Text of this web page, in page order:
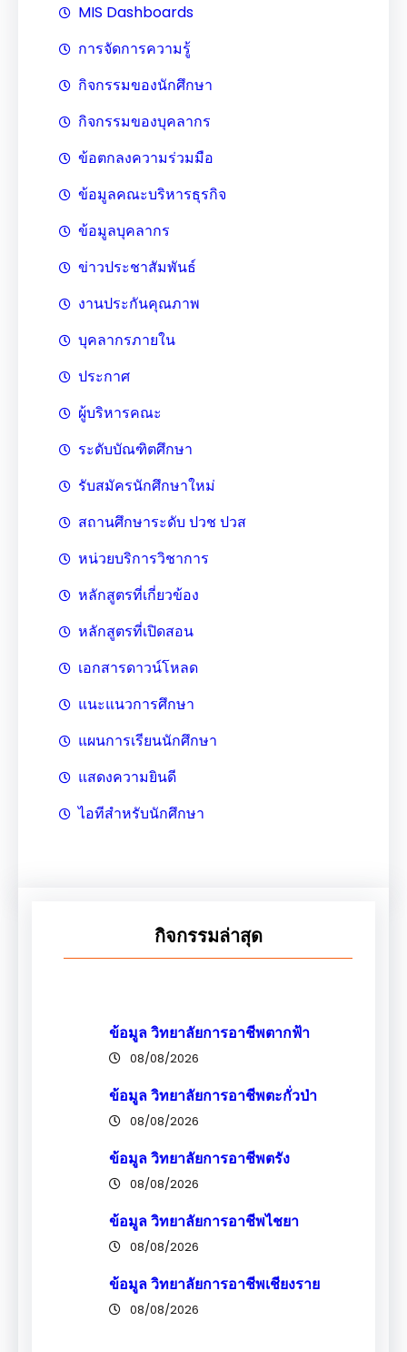
MIS Dashboards
การจัดการความรู้
กิจกรรมของนักศึกษา
กิจกรรมของบุคลากร
ข้อตกลงความร่วมมือ
ข้อมูลคณะบริหารธุรกิจ
ข้อมูลบุคลากร
ข่าวประชาสัมพันธ์
งานประกันคุณภาพ
บุคลากรภายใน
ประกาศ
ผู้บริหารคณะ
ระดับบัณฑิตศึกษา
รับสมัครนักศึกษาใหม่
สถานศึกษาระดับ ปวช ปวส
หน่วยบริการวิชาการ
หลักสูตรที่เกี่ยวข้อง
หลักสูตรที่เปิดสอน
เอกสารดาวน์โหลด
แนะแนวการศึกษา
แผนการเรียนนักศึกษา
แสดงความยินดี
ไอทีสำหรับนักศึกษา
กิจกรรมล่าสุด
ข้อมูล วิทยาลัยการอาชีพตากฟ้า
08/08/2026
ข้อมูล วิทยาลัยการอาชีพตะกั่วป่า
08/08/2026
ข้อมูล วิทยาลัยการอาชีพตรัง
08/08/2026
ข้อมูล วิทยาลัยการอาชีพไชยา
08/08/2026
ข้อมูล วิทยาลัยการอาชีพเชียงราย
08/08/2026